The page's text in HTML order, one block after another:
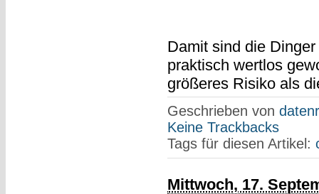
Damit sind die
praktisch wertlos
größeres Risiko als
Geschrieben von
Keine Trackbacks
Tags für diesen Artikel:
Mittwoch, 17.